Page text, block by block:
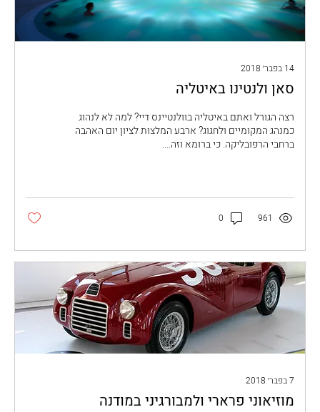
14 בפבר׳ 2018
סאן ולנטינו באיטליה
רצה הגורל ואתם באיטליה בוולנטיינס דיי? למה לא לנהוג
כמנהג המקומיים ולחגוג? ארבע המלצות לציון יום האהבה
ברחבי הרפובליקה. כי ברומא וזה....
961
0
7 בפבר׳ 2018
מוזיאוני פרארי ולמבורגיני במודנה